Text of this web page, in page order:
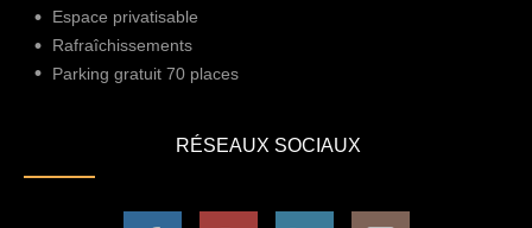
Espace privatisable
Rafraîchissements
Parking gratuit 70 places
RÉSEAUX SOCIAUX